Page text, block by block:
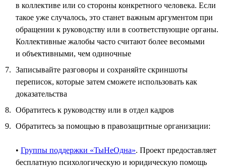
в коллективе или со стороны конкретного человека. Если
такое уже случалось, это станет важным аргументом при
обращении к руководству или в соответствующие органы.
Коллективные жалобы часто считают более весомыми
и объективными, чем одиночные
Записывайте разговоры и сохраняйте скриншоты
переписок, которые затем сможете использовать как
доказательства
Обратитесь к руководству или в отдел кадров
Обратитесь за помощью в правозащитные организации:
• Группы поддержки «ТыНеОдна». Проект предоставляет
бесплатную психологическую и юридическую помощь